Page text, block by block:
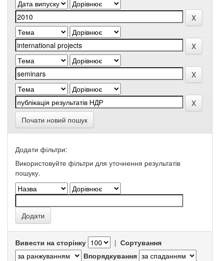
Почати новий пошук
Додати фільтри:
Використовуйте фільтри для уточнення результатів
пошуку.
Вивести на сторінку | Сортування
Впорядкування